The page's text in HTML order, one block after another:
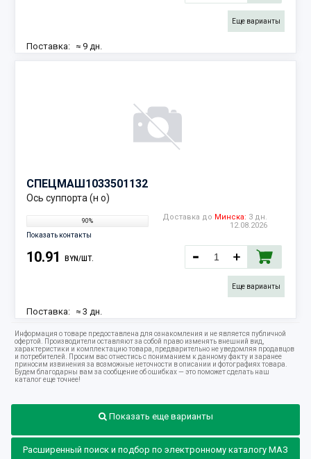
Еще варианты
Поставка: ≈ 9 дн.
СПЕЦМАШ 1033501132
Ось суппорта (н о)
90%
Показать контакты
Доставка до Минска: 3 дн.
12.08.2026
10.91 BYN/ШТ.
Еще варианты
Поставка: ≈ 3 дн.
Наличие:241 шт.
Информация о товаре предоставлена для ознакомления и не является публичной
офертой. Производители оставляют за собой право изменять внешний вид,
характеристики и комплектацию товара, предварительно не уведомляя продавцов
и потребителей. Просим вас отнестись с пониманием к данному факту и заранее
приносим извинения за возможные неточности в описании и фотографиях товара.
Будем благодарны вам за сообщение об ошибках — это поможет сделать наш
каталог еще точнее!
Показать еще варианты
Расширенный поиск и подбор по электронному каталогу МАЗ